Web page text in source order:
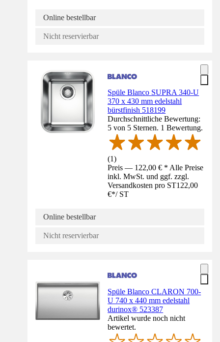
Online bestellbar
Nicht reservierbar
Spüle Blanco SUPRA 340-U
370 x 430 mm edelstahl
bürstfinish 518199
Durchschnittliche Bewertung:
5 von 5 Sternen. 1 Bewertung.
(1)
Preis — 122,00 € * Alle Preise
inkl. MwSt. und ggf. zzgl.
Versandkosten pro ST122,00
€*/ ST
Online bestellbar
Nicht reservierbar
Spüle Blanco CLARON 700-
U 740 x 440 mm edelstahl
durinox® 523387
Artikel wurde noch nicht
bewertet.